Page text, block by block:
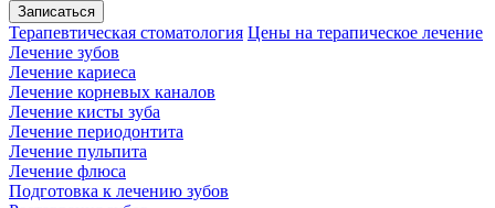
Записаться
Терапевтическая стоматология Цены на терапическое лечение
Лечение зубов
Лечение кариеса
Лечение корневых каналов
Лечение кисты зуба
Лечение периодонтита
Лечение пульпита
Лечение флюса
Подготовка к лечению зубов